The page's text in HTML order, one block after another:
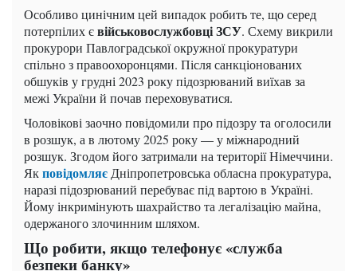
Особливо цинічним цей випадок робить те, що серед
потерпілих євійськовослужбовці ЗСУ. Схему викрили
прокурори Павлоградської окружної прокуратури
спільно з правоохоронцями. Після санкціонованих
обшуків у грудні 2023 року підозрюваний виїхав за
межі України й почав переховуватися.
Чоловікові заочно повідомили про підозру та оголосили
в розшук, а в лютому 2025 року — у міжнародний
розшук. Згодом його затримали на території Німеччини.
ЯкповідомляєДніпропетровська обласна прокуратура,
наразі підозрюваний перебуває під вартою в Україні.
Йому інкримінують шахрайство та легалізацію майна,
одержаного злочинним шляхом.
Що робити, якщо телефонує «служба
безпеки банку»